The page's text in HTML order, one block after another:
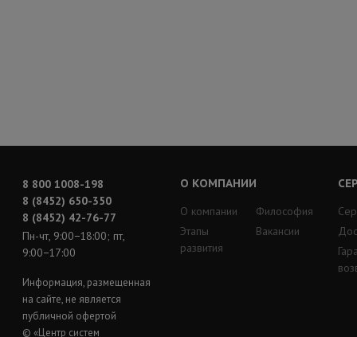
8 800 1008-198
8 (8452) 650-350
8 (8452) 42-76-77
Пн-чт, 9:00−18:00; пт,
9:00−17:00
Информация, размещенная
на сайте, не является
публичной офертой
© «Центр систем
О КОМПАНИИ
О компании
Этапы
развития
Философия
Вакансии